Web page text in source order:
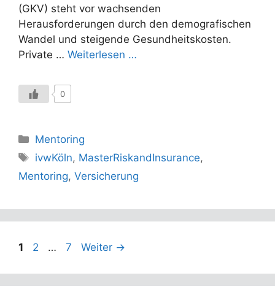
(GKV) steht vor wachsenden
Herausforderungen durch den demografischen
Wandel und steigende Gesundheitskosten.
Private … Weiterlesen …
0
Kategorien
Mentoring
Schlagwörter
ivwKöln, MasterRiskandInsurance,
Mentoring, Versicherung
Seite
1 Seite
2 … Seite
7 Weiter →